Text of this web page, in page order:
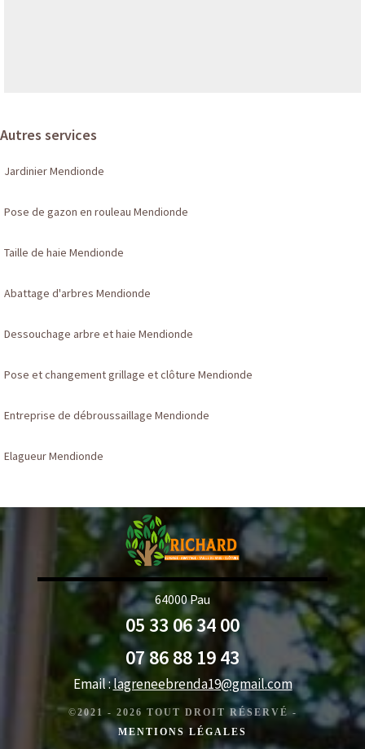
Autres services
Jardinier Mendionde
Pose de gazon en rouleau Mendionde
Taille de haie Mendionde
Abattage d'arbres Mendionde
Dessouchage arbre et haie Mendionde
Pose et changement grillage et clôture Mendionde
Entreprise de débroussaillage Mendionde
Elagueur Mendionde
64000 Pau
05 33 06 34 00
07 86 88 19 43
Email :lagreneebrenda19@gmail.com
©2021 - 2026 TOUT DROIT RÉSERVÉ -
MENTIONS LÉGALES